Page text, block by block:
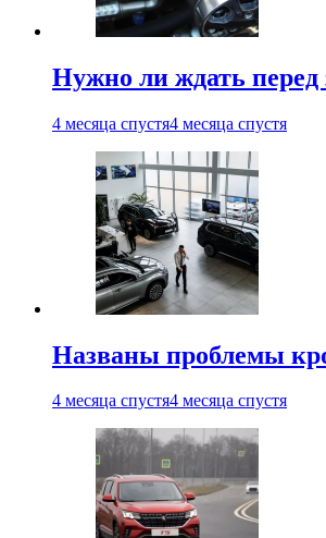
Нужно ли ждать
4 месяца спустя4 месяца спустя
Названы проблемы
4 месяца спустя4 месяца спустя